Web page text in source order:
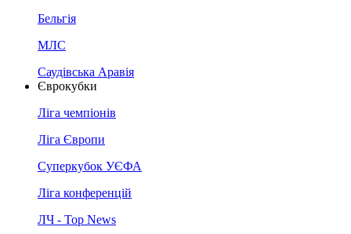
Бельгія
МЛС
Саудівська Аравія
Єврокубки
Ліга чемпіонів
Ліга Європи
Суперкубок УЄФА
Ліга конференцій
ЛЧ - Top News